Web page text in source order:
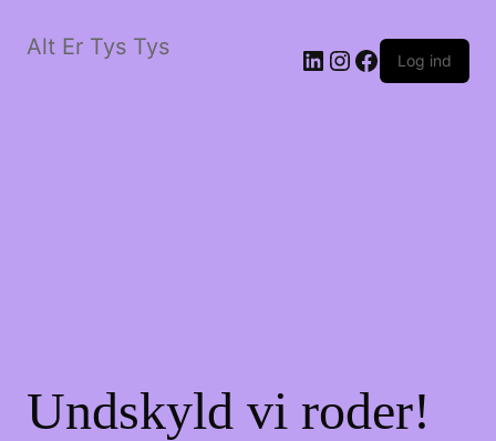
Alt Er Tys Tys LinkedIn
Instagram
Facebook
Log ind
Undskyld vi roder!